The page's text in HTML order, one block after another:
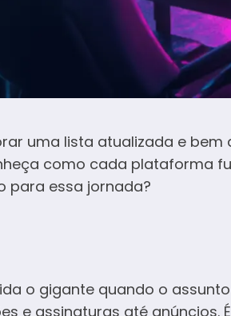
uma lista atualizada e bem
como cada plataforma
para essa jornada?
o gigante quando o
e assinaturas até